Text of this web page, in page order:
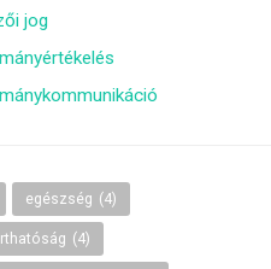
jog
egészség (4)
(4)